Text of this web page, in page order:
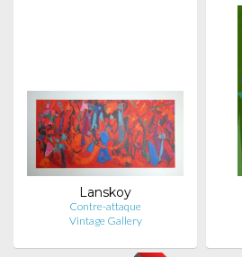
Lanskoy
Contre-attaque
Vintage Gallery